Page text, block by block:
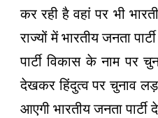
कर रही है वहां पर भी
राज्यों में भारतीय जनता
पार्टी विकास के नाम पर
देखकर हिंदुत्व पर चुनाव
आएगी भारतीय जनता